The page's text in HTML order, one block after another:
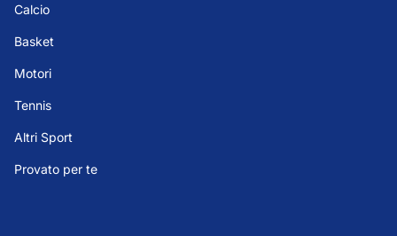
Calcio
Basket
Motori
Tennis
Altri Sport
Provato per te